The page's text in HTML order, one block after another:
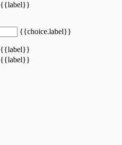
{{label}}
{{choice.label}}
{{label}}
{{label}}